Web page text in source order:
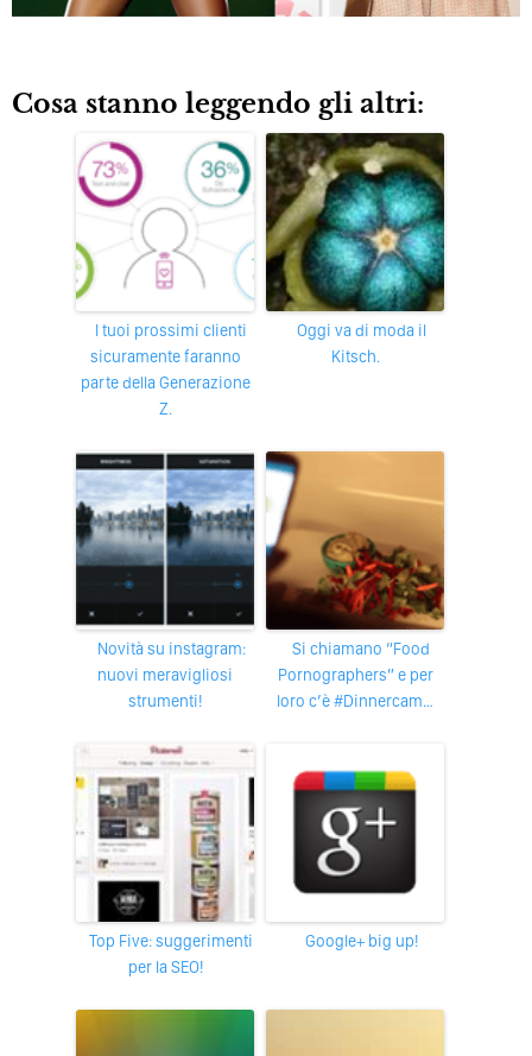
Cosa stanno leggendo gli altri:
I tuoi prossimi clienti
sicuramente faranno
parte della Generazione
Z.
Oggi va di moda il
Kitsch.
Novità su instagram:
nuovi meravigliosi
strumenti!
Si chiamano “Food
Pornographers” e per
loro c’è #Dinnercam…
Top Five: suggerimenti
per la SEO!
Google+ big up!